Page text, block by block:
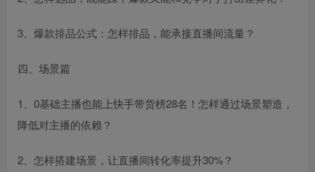
3、爆款排品公式：怎样排品，能承接直播间流量？
四、场景篇
1、0基础主播也能上快手带货榜28名！怎样通过场景塑造，
降低对主播的依赖？
2、怎样搭建场景，让直播间转化率提升30%？